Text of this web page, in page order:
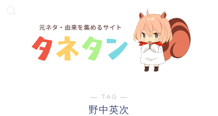
― TAG ―
野中英次